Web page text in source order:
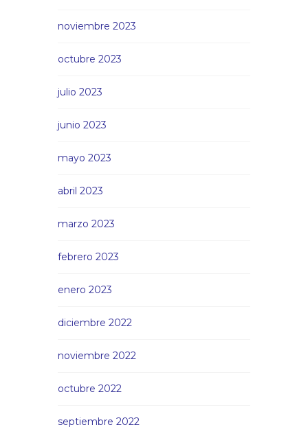
noviembre 2023
octubre 2023
julio 2023
junio 2023
mayo 2023
abril 2023
marzo 2023
febrero 2023
enero 2023
diciembre 2022
noviembre 2022
octubre 2022
septiembre 2022